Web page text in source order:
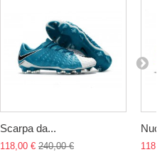
Scarpa da...
118,00 € 240,00 €